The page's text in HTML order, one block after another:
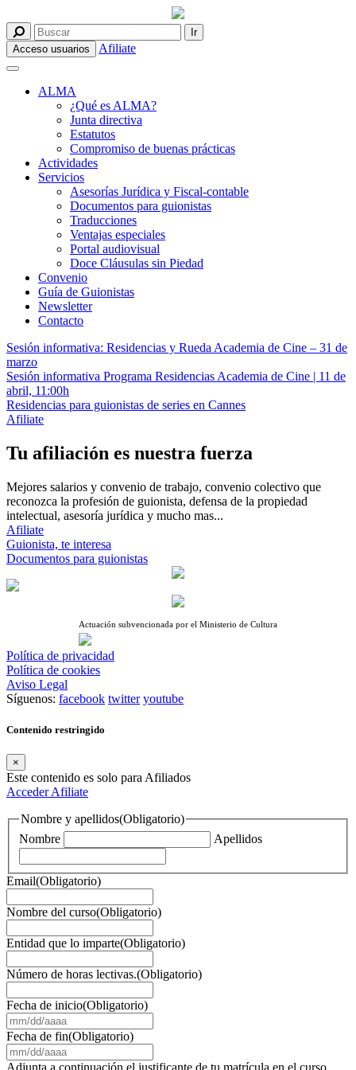
Acceso usuarios Afiliate
ALMA
¿Qué es ALMA?
Junta directiva
Estatutos
Compromiso de buenas prácticas
Actividades
Servicios
Asesorías Jurídica y Fiscal-contable
Documentos para guionistas
Traducciones
Ventajas especiales
Portal audiovisual
Doce Cláusulas sin Piedad
Convenio
Guía de Guionistas
Newsletter
Contacto
Sesión informativa: Residencias y Rueda Academia de Cine – 31 de
marzo
Sesión informativa Programa Residencias Academia de Cine | 11 de
abril, 11:00h
Residencias para guionistas de series en Cannes
Afiliate
Tu afiliación es nuestra fuerza
Mejores salarios y convenio de trabajo, convenio colectivo que
reconozca la profesión de guionista, defensa de la propiedad
intelectual, asesoría jurídica y mucho mas...
Afiliate
Guionista, te interesa
Documentos para guionistas
Actuación subvencionada por el Ministerio de Cultura
Política de privacidad
Política de cookies
Aviso Legal
Síguenos: facebook twitter youtube
Contenido restringido
×
Este contenido es solo para Afiliados
AccederAfiliate
Nombre y apellidos(Obligatorio)
Nombre
Apellidos
Email(Obligatorio)
Nombre del curso(Obligatorio)
Entidad que lo imparte(Obligatorio)
Número de horas lectivas.(Obligatorio)
Fecha de inicio(Obligatorio)
barra
DD
barra
Fecha de fin(Obligatorio)
barra
Adjunta a continuación el justificante de tu matrícula en el curso,